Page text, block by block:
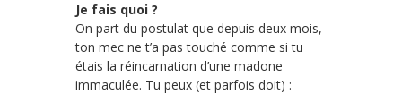
Je fais quoi ?
On part du postulat que depuis deux mois,
ton mec ne t’a pas touché comme si tu
étais la réincarnation d’une madone
immaculée. Tu peux (et parfois doit) :